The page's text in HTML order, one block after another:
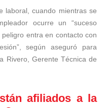
laboral, cuando mientras se
ocurre un “suceso
entra en contacto con
según aseguró para
Rivero, Gerente Técnica de
afiliados a la